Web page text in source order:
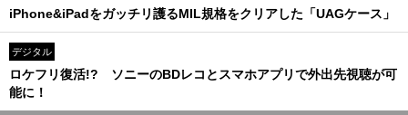
iPhone&iPadをガッチリ護るMIL規格をクリアした「UAGケース」
デジタル
ロケフリ復活!? ソニーのBDレコとスマホアプリで外出先視聴が可
能に！